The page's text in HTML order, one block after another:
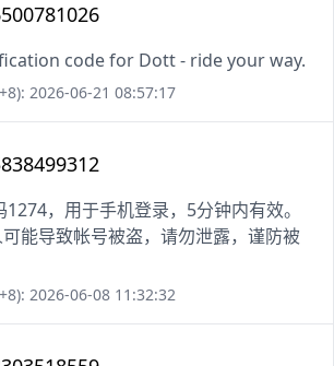
code for Dott - ride your way.
2026-06-21 08:57:17
1274，用于手机登录，5分钟内有效。
能导致帐号被盗，请勿泄露，谨防被
2026-06-08 11:32:32